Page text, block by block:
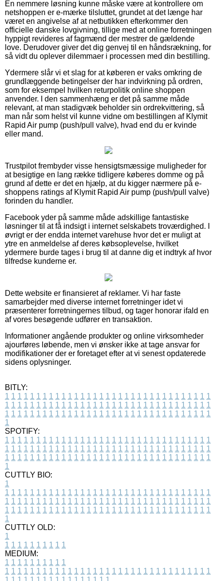
En nemmere løsning kunne måske være at kontrollere om
netshoppen er e-mærke tilsluttet, grundet at det længe har
været en angivelse af at netbutikken efterkommer den
officielle danske lovgivning, tillige med at online forretningen
hyppigt revideres af fagmænd der mestrer de gældende
love. Derudover giver det dig genvej til en håndsrækning, for
så vidt du oplever dilemmaer i processen med din bestilling.
Ydermere slår vi et slag for at køberen er vaks omkring de
grundlæggende betingelser der har indvirkning på ordren,
som for eksempel hvilken returpolitik online shoppen
anvender. I den sammenhæng er det på samme måde
relevant, at man stadigvæk beholder sin ordrekvittering, så
man når som helst vil kunne vidne om bestillingen af Klymit
Rapid Air pump (push/pull valve), hvad end du er kvinde
eller mand.
Trustpilot frembyder visse hensigtsmæssige muligheder for
at besigtige en lang række tidligere køberes domme og på
grund af dette er det en hjælp, at du kigger nærmere på e-
shoppens ratings af Klymit Rapid Air pump (push/pull valve)
forinden du handler.
Facebook yder på samme måde adskillige fantastiske
løsninger til at få indsigt i internet selskabets troværdighed. I
øvrigt er der endda internet varehuse hvor det er muligt at
ytre en anmeldelse af deres købsoplevelse, hvilket
ydermere burde tages i brug til at danne dig et indtryk af hvor
tilfredse kunderne er.
Dette website er finansieret af reklamer. Vi har faste
samarbejder med diverse internet forretninger idet vi
præsenterer forretningernes tilbud, og tager honorar ifald en
af vores besøgende udfører en transaktion.
Informationer angående produkter og online virksomheder
ajourføres løbende, men vi ønsker ikke at tage ansvar for
modifikationer der er foretaget efter at vi senest opdaterede
sidens oplysninger.
BITLY:
1 1 1 1 1 1 1 1 1 1 1 1 1 1 1 1 1 1 1 1 1 1 1 1 1 1 1 1 1 1 1 1 1
1 1 1 1 1 1 1 1 1 1 1 1 1 1 1 1 1 1 1 1 1 1 1 1 1 1 1 1 1 1 1 1 1
1 1 1 1 1 1 1 1 1 1 1 1 1 1 1 1 1 1 1 1 1 1 1 1 1 1 1 1 1 1 1 1 1
1
SPOTIFY:
1 1 1 1 1 1 1 1 1 1 1 1 1 1 1 1 1 1 1 1 1 1 1 1 1 1 1 1 1 1 1 1 1
1 1 1 1 1 1 1 1 1 1 1 1 1 1 1 1 1 1 1 1 1 1 1 1 1 1 1 1 1 1 1 1 1
1 1 1 1 1 1 1 1 1 1 1 1 1 1 1 1 1 1 1 1 1 1 1 1 1 1 1 1 1 1 1 1 1
1
CUTTLY BIO:
1
1 1 1 1 1 1 1 1 1 1 1 1 1 1 1 1 1 1 1 1 1 1 1 1 1 1 1 1 1 1 1 1 1
1 1 1 1 1 1 1 1 1 1 1 1 1 1 1 1 1 1 1 1 1 1 1 1 1 1 1 1 1 1 1 1 1
1 1 1 1 1 1 1 1 1 1 1 1 1 1 1 1 1 1 1 1 1 1 1 1 1 1 1 1 1 1 1 1 1
1
CUTTLY OLD:
1
1 1 1 1 1 1 1 1 1 1
MEDIUM:
1 1 1 1 1 1 1 1 1 1
1 1 1 1 1 1 1 1 1 1 1 1 1 1 1 1 1 1 1 1 1 1 1 1 1 1 1 1 1 1 1 1 1